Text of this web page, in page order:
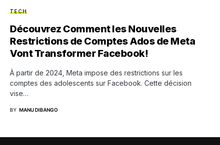
TECH
Découvrez Comment les Nouvelles
Restrictions de Comptes Ados de Meta
Vont Transformer Facebook!
À partir de 2024, Meta impose des restrictions sur les
comptes des adolescents sur Facebook. Cette décision
vise…
BY MANU DIBANGO